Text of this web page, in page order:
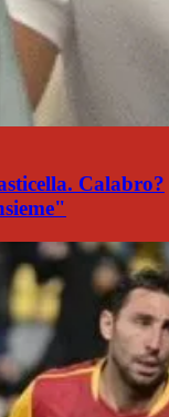
Calabro?